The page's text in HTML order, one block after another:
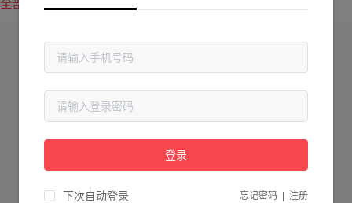
全部方案
登录
下次自动登录 忘记密码 注册